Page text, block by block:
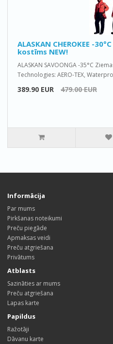
ALASKAN CHEROKEE -
kostīms NEW!
ALASKAN SAVOONGA -35°C
Technologies: AERO-TEX,
389.90 EUR 479.00 EUR
Informācija
Par mums
Pirkšanas noteikumi
Preču piegāde
Apmaksas veidi
Preču atgriešana
Privātums
Atblasts
Sazināties ar mums
Preču atgriešana
Lapas karte
Papildus
Ražotāji
Dāvanu karte